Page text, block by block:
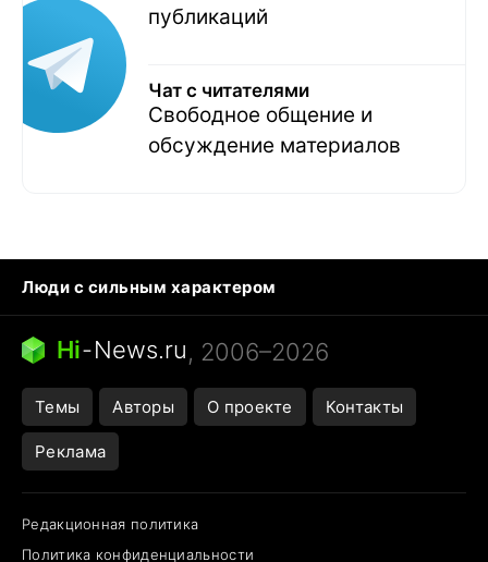
публикаций
Чат с читателями
Свободное общение и
обсуждение материалов
Люди с сильным характером
Кошка писает на кровать
Тунцы в океанариуме
Ядовитые пауки России
Города в ядерной войне
Hi-News.ru, 2006–2026
Темы Авторы О проекте Контакты
Реклама
Редакционная политика
Политика конфиденциальности